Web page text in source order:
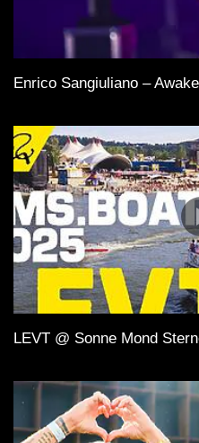
Enrico Sangiuliano –
LEVT @ Sonne Mond